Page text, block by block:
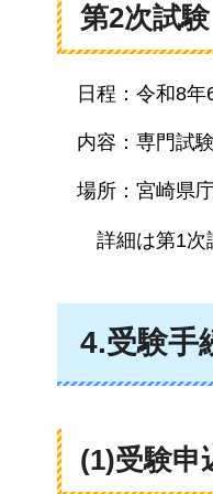
第2次試験
日程：令和8年
内容：専門試
場所：宮崎県
詳細は第1次
4.受験手
(1)受験申